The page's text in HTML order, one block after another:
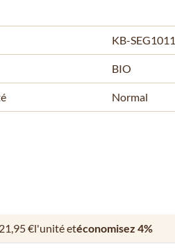
KB-SEG1011
BIO
Normal
21,95 €l'unité etéconomisez 4%